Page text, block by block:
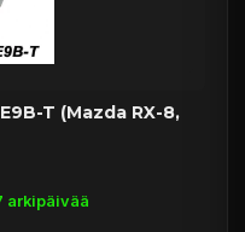
T (Mazda RX-8,
arkipäivää